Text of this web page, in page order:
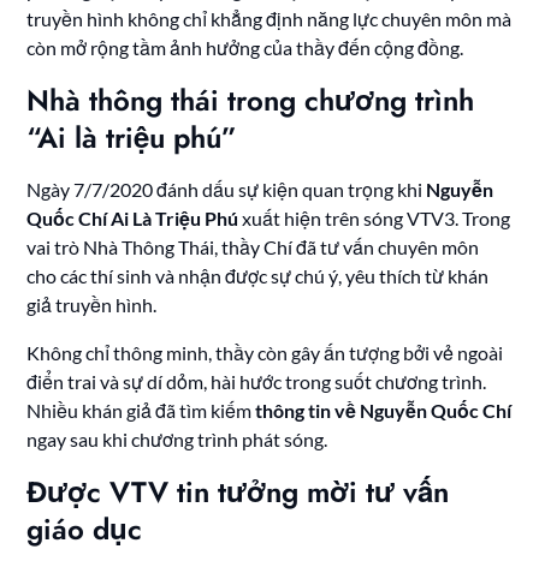
truyền hình không chỉ khẳng định năng lực chuyên môn mà
còn mở rộng tầm ảnh hưởng của thầy đến cộng đồng.
Nhà thông thái trong chương trình
“Ai là triệu phú”
Ngày 7/7/2020 đánh dấu sự kiện quan trọng khi Nguyễn
Quốc Chí Ai Là Triệu Phú xuất hiện trên sóng VTV3. Trong
vai trò Nhà Thông Thái, thầy Chí đã tư vấn chuyên môn
cho các thí sinh và nhận được sự chú ý, yêu thích từ khán
giả truyền hình.
Không chỉ thông minh, thầy còn gây ấn tượng bởi vẻ ngoài
điển trai và sự dí dỏm, hài hước trong suốt chương trình.
Nhiều khán giả đã tìm kiếmthông tin về Nguyễn Quốc Chí
ngay sau khi chương trình phát sóng.
Được VTV tin tưởng mời tư vấn
giáo dục